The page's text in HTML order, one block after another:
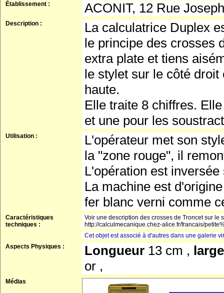
Établissement :
ACONIT, 12 Rue
Description :
La calculatrice Duplex
le principe des crosses
extra plate et tiens
le stylet sur le côté
haute.
Elle traite 8 chiffres.
et une pour les
Utilisation :
L'opérateur met son
la "zone rouge", il
L'opération est
La machine est
fer blanc verni comme
Caractéristiques
techniques :
Voir une description des crosses de Troncet sur le
http://calculmecanique.chez-alice.fr/francais/
Cet objet est associé à d'autres dans une galerie
Aspects Physiques :
Longueur 13 cm ,
or ,
Médias